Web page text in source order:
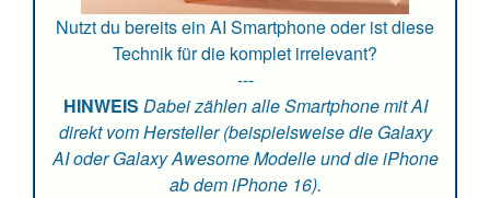
Nutzt du bereits ein AI Smartphone oder ist diese
Technik für die komplet irrelevant?
---
HINWEIS Dabei zählen alle Smartphone mit AI
direkt vom Hersteller (beispielsweise die Galaxy
AI oder Galaxy Awesome Modelle und die iPhone
ab dem iPhone 16).